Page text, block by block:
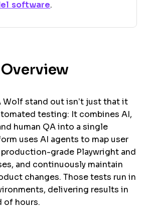
software.
Wolf stand out isn’t just that it
testing: It combines AI,
human QA into a single
uses AI agents to map user
grade Playwright and
and continuously maintain
changes. Those tests run in
delivering results in
of hours.